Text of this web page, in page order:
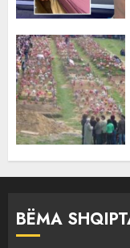
BËMA